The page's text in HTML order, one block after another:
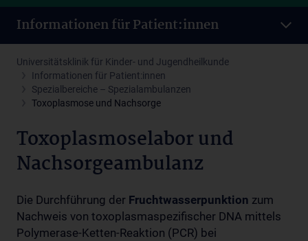
Informationen für Patient:innen
Universitätsklinik für Kinder- und Jugendheilkunde
Informationen für Patient:innen
Spezialbereiche – Spezialambulanzen
Toxoplasmose und Nachsorge
Toxoplasmoselabor und
Nachsorgeambulanz
Die Durchführung der Fruchtwasserpunktion zum
Nachweis von toxoplasmaspezifischer DNA mittels
Polymerase-Ketten-Reaktion (PCR) bei